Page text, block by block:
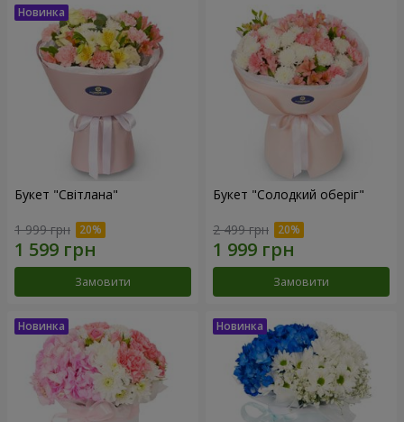
Букет "Світлана"
1 999 грн
Замовити
Букет "Солодкий оберіг"
2 499 грн
Замовити